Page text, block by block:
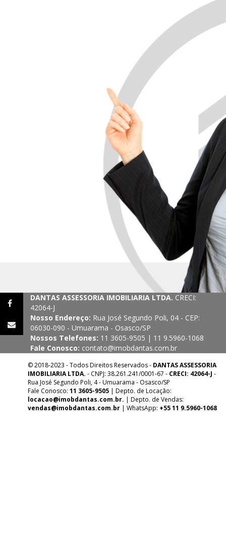
DANTAS ASSESSORIA IMOBILIARIA LTDA. CRECI:
42064-J
Nosso Endereço: Rua José Segundo Poli, 04 - CEP:
06030-090 - Umuarama - Osasco/SP
Nossos Telefones: 11 3605-9505 | 11 9.5960-1068
Fale Conosco: contato@imobdantas.com.br
© 2018-2023 - Todos Direitos Reservados - DANTAS ASSESSORIA
IMOBILIARIA LTDA. - CNPJ: 38.261.241/0001-67 - CRECI: 42064-J -
Rua José Segundo Poli, 4 - Umuarama - Osasco/SP
Fale Conosco: 11 3605-9505 | Depto. de Locação:
locacao@imobdantas.com.br. | Depto. de Vendas:
vendas@imobdantas.com.br | WhatsApp: +55 11 9.5960-1068